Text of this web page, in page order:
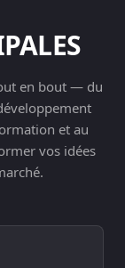
en bout — du
et au
vos idées